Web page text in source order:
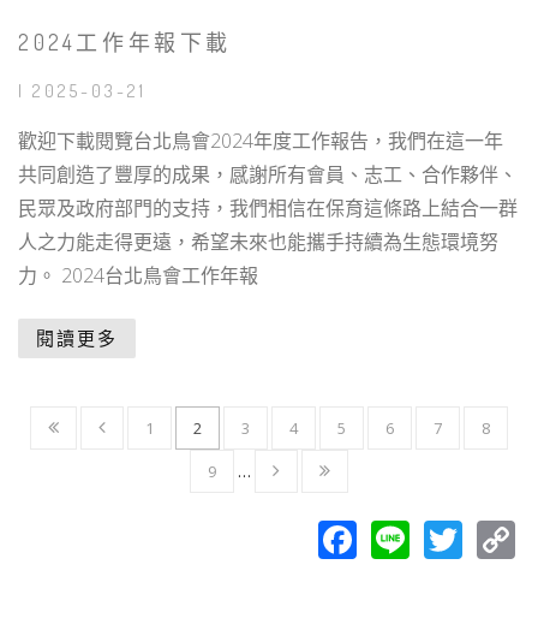
2024工作年報下載
| 2025-03-21
歡迎下載閱覽台北鳥會2024年度工作報告，我們在這一年
共同創造了豐厚的成果，感謝所有會員、志工、合作夥伴、
民眾及政府部門的支持，我們相信在保育這條路上結合一群
人之力能走得更遠，希望未來也能攜手持續為生態環境努
力。 2024台北鳥會工作年報
閱讀更多
1 2 3 4 5 6 7
8
9
…
Facebook
Line